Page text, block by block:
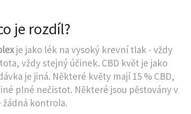
je rozdíl?
je jako lék na vysoký krevní tlak - vždy
vždy stejný účinek. CBD květ je jako
je jiná. Některé květy mají 15 % CBD,
plné nečistot. Některé jsou pěstovány v
žádná kontrola.